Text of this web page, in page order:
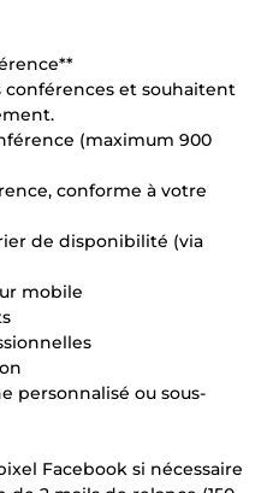
conférences et souhaitent
(maximum 900
conforme à votre
de disponibilité (via
mobile
personnalisé ou sous-
Facebook si nécessaire